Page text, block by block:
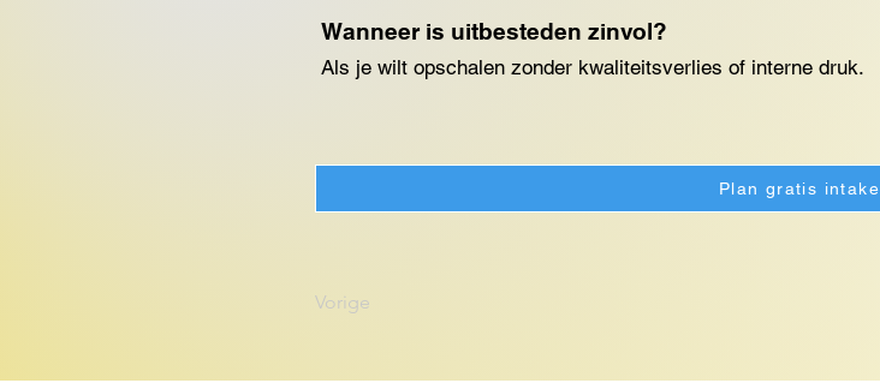
Wanneer is uitbesteden zinvol?
Als je wilt opschalen zonder kwaliteitsverlies of interne druk.
Plan gratis intake
Vorige